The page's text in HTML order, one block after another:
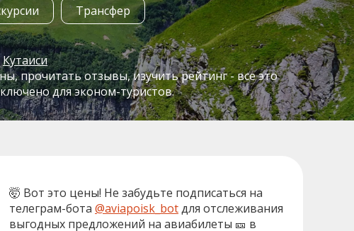
Трансфер
Кутаиси
прочитать отзывы, изучить рейтинг - все это
для эконом-туристов.
🤯 Вот это цены! Не забудьте подписаться на
телеграм-бота @aviapoisk_botдля отслеживания
выгодных предложений на авиабилеты 🎫 в